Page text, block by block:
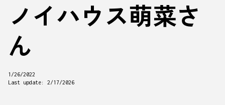
ノイハウス萌菜さ
ん
1/26/2022
Last update: 2/17/2026